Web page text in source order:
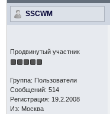
SSCWM
Продвинутый участник
Группа: Пользователи
Сообщений: 514
Регистрация: 19.2.2008
Из: Москва